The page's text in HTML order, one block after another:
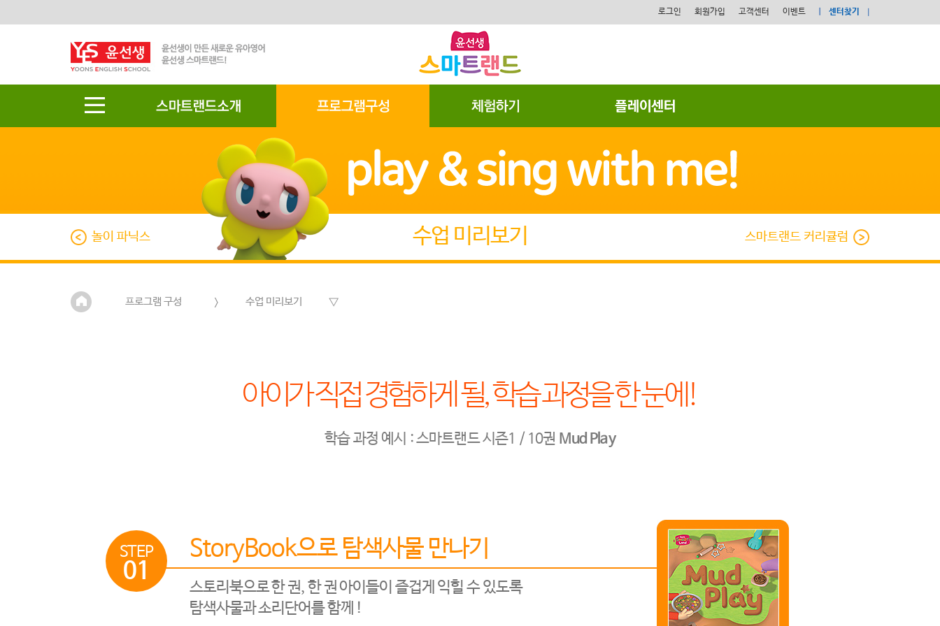
로그인 회원가입 고객센터 이벤트 센터찾기
놀이 파닉스 수업 미리보기 스마트랜드 커리큘럼
프로그램 구성 수업 미리보기
아이가 직접 경험하게 될, 학습 과정을 한 눈에!
학습 과정 예시 : 스마트랜드 시즌1 / 10권 Mud Play
STEP
01
StoryBook으로 탐색사물 만나기
스토리북으로 한 권, 한 권 아이들이 즐겁게 익힐 수 있도록
탐색사물과 소리단어를 함께 !